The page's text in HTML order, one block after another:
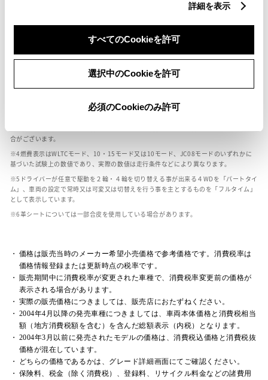
詳細を表示
すべてのCookieを許可
選択中のCookieを許可
必須のCookieのみ許可
車の種類、仕様により数値が複数ある場合とサスペンション形式などにより、ホイ
ールベースが左右で数値が異なる場合がございます。
エンジン仕様により、×2の表記がしてある場合がございます。（ロータリーエンジ
合がございます。
燃費表示はWLTCモード、10・15モード又は10モード、JC08モードのいずれかに
基づいた試験上の数値であり、実際の数値は走行条件などにより異なります。
ドライバーが任意で駆動を２輪・４輪を切り替える事が出来る４WDを「パートタイ
ム」、車両の設定で常時又は可変又は切替えを行う事を主とするものを「フルタイム」
として表示しています。
革シートについては一部合皮を使用している場合があります。
価格は販売当時のメーカー希望小売価格で参考価格です。消費税率は
価格情報登録または更新時点の税率です。
販売期間中に消費税率が変更された車種で、消費税率変更前の価格が
表示される場合があります。
実際の販売価格につきましては、販売店におたずねください。
2004年4月以降の発売車種につきましては、車両本体価格と消費税相当
額（地方消費税額を含む）を含んだ総額表示（内税）となります。
2004年3月以前に発売されたモデルの価格は、消費税込価格と消費税抜
価格が混在しています。
どちらの価格であるかは、グレード詳細画面にてご確認ください。
保険料、税金（除く消費税）、登録料、リサイクル料金などの諸費用